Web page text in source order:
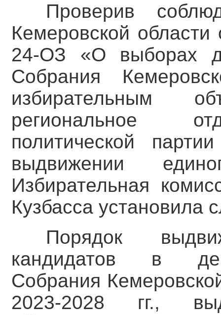
Проверив
Кемеровской
24-ОЗ «О выборах
Собрания
избирательным
региональное
политической
выдвижении
Избирательная
Кузбасса установила
Порядок
кандидатов в
Собрания
2023-2028 гг.,